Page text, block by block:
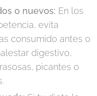
o nuevos: En los
evita
consumido antes o
digestivo,
picantes o